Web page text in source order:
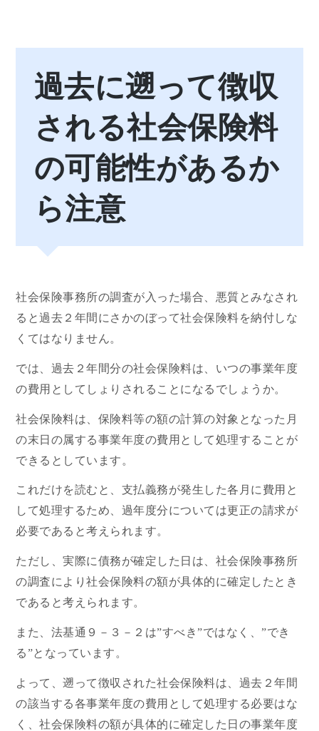
過去に遡って徴収
される社会保険料
の可能性があるか
ら注意
社会保険事務所の調査が入った場合、悪質とみなされ
ると過去２年間にさかのぼって社会保険料を納付しな
くてはなりません。
では、過去２年間分の社会保険料は、いつの事業年度
の費用としてしょりされることになるでしょうか。
社会保険料は、保険料等の額の計算の対象となった月
の末日の属する事業年度の費用として処理することが
できるとしています。
これだけを読むと、支払義務が発生した各月に費用と
して処理するため、過年度分については更正の請求が
必要であると考えられます。
ただし、実際に債務が確定した日は、社会保険事務所
の調査により社会保険料の額が具体的に確定したとき
であると考えられます。
また、法基通９－３－２は”すべき”ではなく、”でき
る”となっています。
よって、遡って徴収された社会保険料は、過去２年間
の該当する各事業年度の費用として処理する必要はな
く、社会保険料の額が具体的に確定した日の事業年度